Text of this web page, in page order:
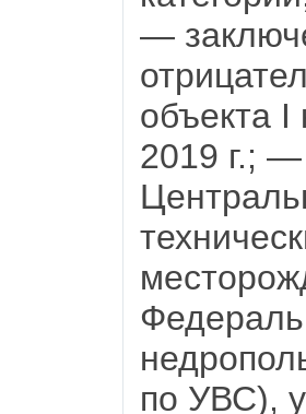
—
объекта I
2019 г.; —
по УВС),